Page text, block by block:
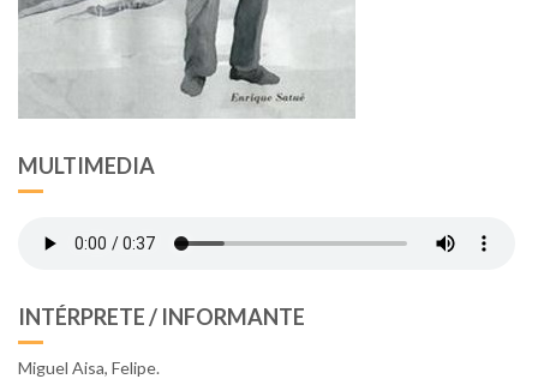
MULTIMEDIA
INTÉRPRETE / INFORMANTE
Miguel Aisa, Felipe.